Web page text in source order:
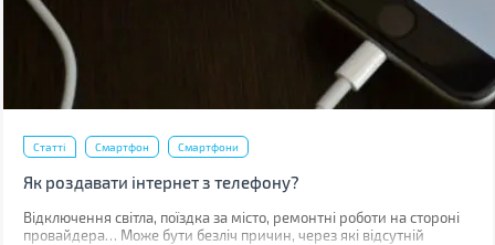
Статті Смартфон Смартфони
Як роздавати інтернет з телефону?
Відключення світла, поїздка за місто, ремонтні роботи на стороні
провайдера… Може бути безліч причин, через які відсутній